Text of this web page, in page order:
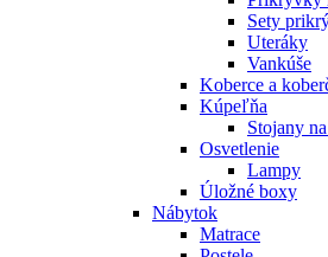
Sety
Uteráky
Vankúše
Koberce a
Kúpeľňa
Stojany
Osvetlenie
Lampy
Úložné boxy
Nábytok
Matrace